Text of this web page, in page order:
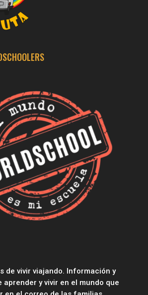
de vivir viajando. Información y
aprender y vivir en el mundo que